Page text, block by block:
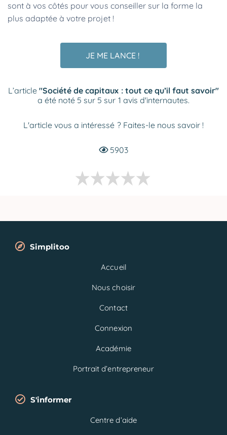
sont à vos côtés pour vous conseiller sur la forme la
plus adaptée à votre projet !
JE ME LANCE !
L’article"Société de capitaux : tout ce qu’il faut savoir"
a été noté 5 sur 5 sur 1 avis d'internautes.
L'article vous a intéressé ? Faites-le nous savoir !
5903
Simplitoo
Accueil
Nous choisir
Contact
Connexion
Académie
Portrait d’entrepreneur
S'informer
Centre d’aide